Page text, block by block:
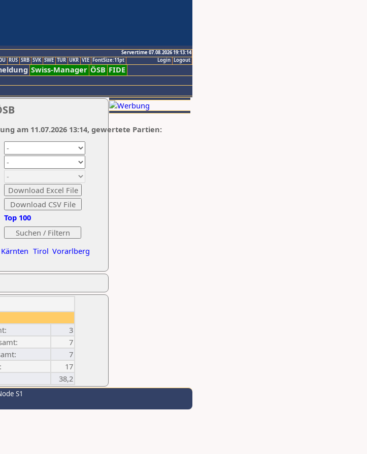
Servertime 07.08.2026 19:13:14
Logout
Login
RUS SRB SVK SWE TUR UKR VIE FontSize:11pt
Swiss-Manager ÖSB FIDE
Kärnten Tirol Vorarlberg
Top 100
am 11.07.2026 13:14, gewertete Partien:
3
7
7
17
38,2
S1